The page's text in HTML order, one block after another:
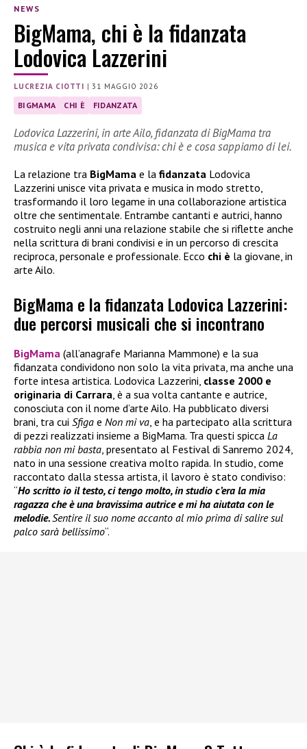
NEWS
BigMama, chi è la fidanzata
Lodovica Lazzerini
LUCREZIA CIOTTI |31 MAGGIO 2026
BIGMAMA CHI È FIDANZATA
Lodovica Lazzerini, in arte Ailo, fidanzata di BigMama tra
musica e vita privata condivisa: chi è e cosa sappiamo di lei.
La relazione tra BigMama e la fidanzata Lodovica
Lazzerini unisce vita privata e musica in modo stretto,
trasformando il loro legame in una collaborazione artistica
oltre che sentimentale. Entrambe cantanti e autrici, hanno
costruito negli anni una relazione stabile che si riflette anche
nella scrittura di brani condivisi e in un percorso di crescita
reciproca, personale e professionale. Ecco chi è la giovane, in
arte Ailo.
BigMama e la fidanzata Lodovica Lazzerini:
due percorsi musicali che si incontrano
BigMama (all’anagrafe Marianna Mammone) e la sua
fidanzata condividono non solo la vita privata, ma anche una
forte intesa artistica. Lodovica Lazzerini, classe 2000 e
originaria di Carrara, è a sua volta cantante e autrice,
conosciuta con il nome d’arte Ailo. Ha pubblicato diversi
brani, tra cui Sfiga e Non mi va, e ha partecipato alla scrittura
di pezzi realizzati insieme a BigMama. Tra questi spicca La
rabbia non mi basta, presentato al Festival di Sanremo 2024,
nato in una sessione creativa molto rapida. In studio, come
raccontato dalla stessa artista, il lavoro è stato condiviso:
“Ho scritto io il testo, ci tengo molto, in studio c’era la mia
ragazza che è una bravissima autrice e mi ha aiutata con le
melodie.Sentire il suo nome accanto al mio prima di salire sul
palco sarà bellissimo“.